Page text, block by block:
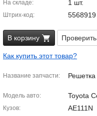
На складе 1 шт.
Штрих-код 5568919
В корзину
Как купить этот товар?
Название запчасти
Модель авто Toyota
Кузов AE111N